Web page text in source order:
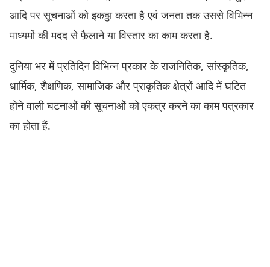
आदि पर सूचनाओं को इकठ्ठा करता है एवं जनता तक उससे विभिन्न
माध्यमों की मदद से फ़ैलाने या विस्तार का काम करता है.
दुनिया भर में प्रतिदिन विभिन्न प्रकार के राजनितिक, सांस्कृतिक,
धार्मिक, शैक्षणिक, सामाजिक और प्राकृतिक क्षेत्रों आदि में घटित
होने वाली घटनाओं की सूचनाओं को एकत्र करने का काम पत्रकार
का होता हैं.